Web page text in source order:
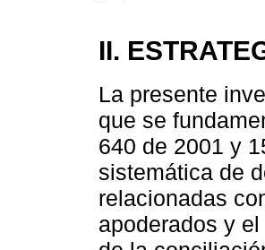
II.
La presente
que se
640 de 2001 y
sistemática de
relacionadas
apoderados y